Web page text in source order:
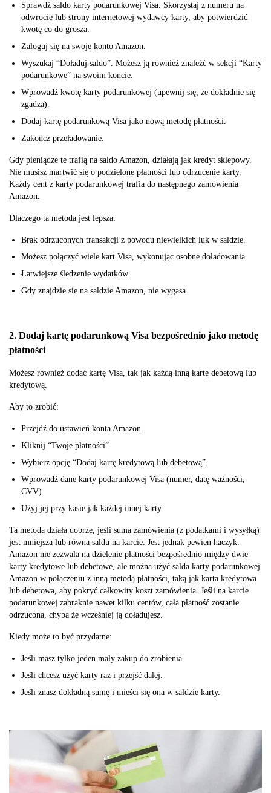
Sprawdź saldo karty podarunkowej Visa. Skorzystaj z numeru na
odwrocie lub strony internetowej wydawcy karty, aby potwierdzić
kwotę co do grosza.
Zaloguj się na swoje konto Amazon.
Wyszukaj “Doładuj saldo”. Możesz ją również znaleźć w sekcji “Karty
podarunkowe” na swoim koncie.
Wprowadź kwotę karty podarunkowej (upewnij się, że dokładnie się
zgadza).
Dodaj kartę podarunkową Visa jako nową metodę płatności.
Zakończ przeładowanie.
Gdy pieniądze te trafią na saldo Amazon, działają jak kredyt sklepowy.
Nie musisz martwić się o podzielone płatności lub odrzucenie karty.
Każdy cent z karty podarunkowej trafia do następnego zamówienia
Amazon.
Dlaczego ta metoda jest lepsza:
Brak odrzuconych transakcji z powodu niewielkich luk w saldzie.
Możesz połączyć wiele kart Visa, wykonując osobne doładowania.
Łatwiejsze śledzenie wydatków.
Gdy znajdzie się na saldzie Amazon, nie wygasa.
2. Dodaj kartę podarunkową Visa bezpośrednio jako metodę
płatności
Możesz również dodać kartę Visa, tak jak każdą inną kartę debetową lub
kredytową.
Aby to zrobić:
Przejdź do ustawień konta Amazon.
Kliknij “Twoje płatności”.
Wybierz opcję “Dodaj kartę kredytową lub debetową”.
Wprowadź dane karty podarunkowej Visa (numer, datę ważności,
CVV).
Użyj jej przy kasie jak każdej innej karty
Ta metoda działa dobrze, jeśli suma zamówienia (z podatkami i wysyłką)
jest mniejsza lub równa saldu na karcie. Jest jednak pewien haczyk.
Amazon nie zezwala na dzielenie płatności bezpośrednio między dwie
karty kredytowe lub debetowe, ale można użyć salda karty podarunkowej
Amazon w połączeniu z inną metodą płatności, taką jak karta kredytowa
lub debetowa, aby pokryć całkowity koszt zamówienia. Jeśli na karcie
podarunkowej zabraknie nawet kilku centów, cała płatność zostanie
odrzucona, chyba że wcześniej ją doładujesz.
Kiedy może to być przydatne:
Jeśli masz tylko jeden mały zakup do zrobienia.
Jeśli chcesz użyć karty raz i przejść dalej.
Jeśli znasz dokładną sumę i mieści się ona w saldzie karty.